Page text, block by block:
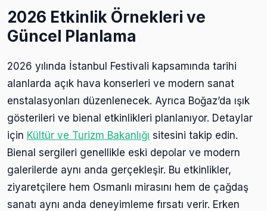
2026 Etkinlik Örnekleri ve
Güncel Planlama
2026 yılında İstanbul Festivali kapsamında tarihi
alanlarda açık hava konserleri ve modern sanat
enstalasyonları düzenlenecek. Ayrıca Boğaz’da ışık
gösterileri ve bienal etkinlikleri planlanıyor. Detaylar
için Kültür ve Turizm Bakanlığı sitesini takip edin.
Bienal sergileri genellikle eski depolar ve modern
galerilerde aynı anda gerçekleşir. Bu etkinlikler,
ziyaretçilere hem Osmanlı mirasını hem de çağdaş
sanatı aynı anda deneyimleme fırsatı verir. Erken